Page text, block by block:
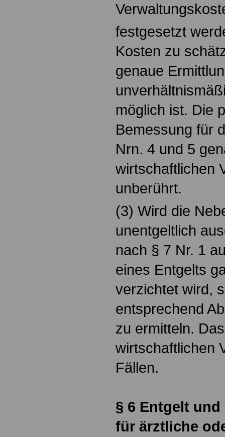
festgesetzt
Kosten zu
genaue
möglich ist. Die
Bemessung für
Nrn. 4 und 5
wirtschaftlichen
unberührt.
(3) Wird die
unentgeltlich
nach § 7 Nr. 1
eines Entgelts
verzichtet wird,
entsprechend
zu ermitteln.
wirtschaftlichen
Fällen.
§ 6 Entgelt
für ärztliche